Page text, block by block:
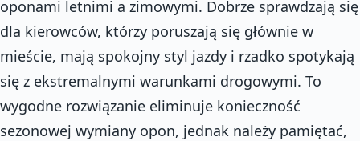
oponami letnimi a zimowymi. Dobrze sprawdzają się
dla kierowców, którzy poruszają się głównie w
mieście, mają spokojny styl jazdy i rzadko spotykają
się z ekstremalnymi warunkami drogowymi. To
wygodne rozwiązanie eliminuje konieczność
sezonowej wymiany opon, jednak należy pamiętać,